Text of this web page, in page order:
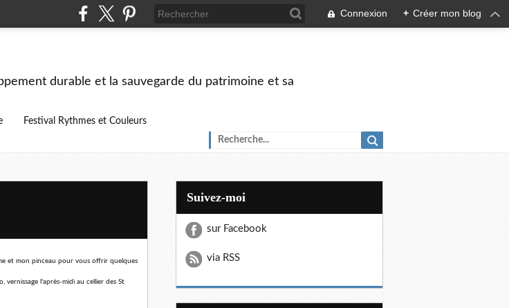
Connexion + Créer mon blog
durable et la sauvegarde du patrimoine et sa
Festival Rythmes et Couleurs
et mon pinceau pour vous offrir quelques
vernissage l'après-midi au cellier des St
Suivez-moi
sur Facebook
via RSS